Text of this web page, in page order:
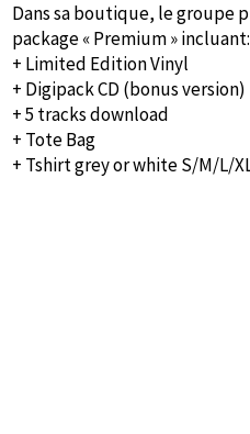
Dans sa boutique, le groupe
package « Premium » incluant:
+ Limited Edition Vinyl
+ Digipack CD (bonus version)
+ 5 tracks download
+ Tote Bag
+ Tshirt grey or white S/M/L/